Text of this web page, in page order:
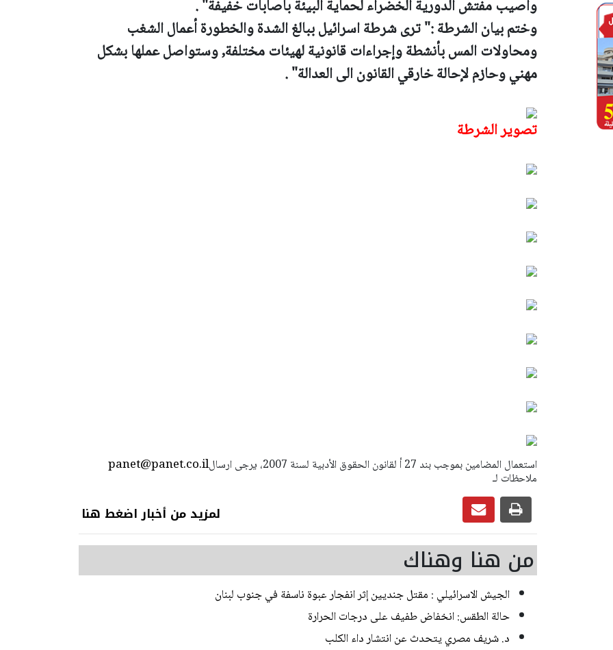
وأصيب مفتش الدورية الخضراء لحماية البيئة باصابات خفيفة" .
وختم بيان الشرطة :" ترى شرطة اسرائيل ببالغ الشدة والخطورة أعمال الشغب
ومحاولات المس بأنشطة وإجراءات قانونية لهيئات مختلفة, وستواصل عملها بشكل
مهني وحازم لإحالة خارقي القانون الى العدالة" .
تصوير الشرطة
panet@panet.co.ilاستعمال المضامين بموجب بند 27 أ لقانون الحقوق الأدبية لسنة 2007، يرجى ارسال
ملاحظات لـ
لمزيد من أخبار اضغط هنا
من هنا وهناك
الجيش الاسرائيلي : مقتل جنديين إثر انفجار عبوة ناسفة في جنوب لبنان
حالة الطقس: انخفاض طفيف على درجات الحرارة
د. شريف مصري يتحدث عن انتشار داء الكلب